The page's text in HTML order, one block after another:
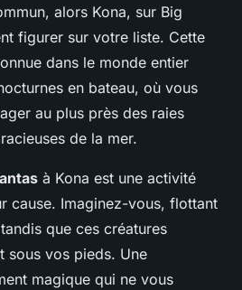
alors Kona, sur Big
figurer sur votre liste. Cette
dans le monde entier
en bateau, où vous
au plus près des raies
de la mer.
à Kona est une activité
cause. Imaginez-vous, flottant
que ces créatures
sous vos pieds. Une
magique qui ne vous